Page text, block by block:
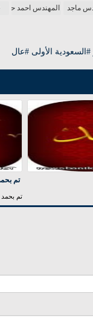
ماجد المهندس احمد
الأولى #عال
تم
تم بحمد